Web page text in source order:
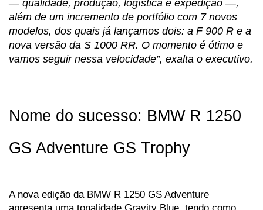
— qualidade, produção, logística e expedição —,
além de um incremento de portfólio com 7 novos
modelos, dos quais já lançamos dois: a F 900 R e a
nova versão da S 1000 RR. O momento é ótimo e
vamos seguir nessa velocidade”, exalta o executivo.
Nome do sucesso: BMW R 1250
GS Adventure GS Trophy
A nova edição da BMW R 1250 GS Adventure